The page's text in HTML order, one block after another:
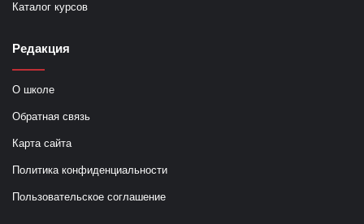
Каталог курсов
Редакция
О школе
Обратная связь
Карта сайта
Политика конфиденциальности
Пользовательское соглашение